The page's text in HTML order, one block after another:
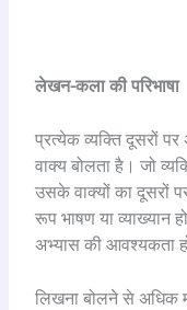
लेखन-कला की परिभाषा
प्रत्येक व्यक्ति दूसरों
वाक्य बोलता है। जो
उसके वाक्यों का दूसरों
रूप भाषण या
अभ्यास की आवश्यकता
लिखना बोलने से अधिक